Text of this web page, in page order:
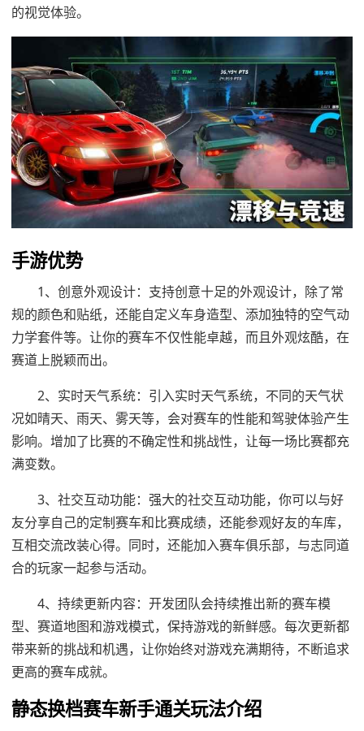
的视觉体验。
手游优势
1、创意外观设计：支持创意十足的外观设计，除了常
规的颜色和贴纸，还能自定义车身造型、添加独特的空气动
力学套件等。让你的赛车不仅性能卓越，而且外观炫酷，在
赛道上脱颖而出。
2、实时天气系统：引入实时天气系统，不同的天气状
况如晴天、雨天、雾天等，会对赛车的性能和驾驶体验产生
影响。增加了比赛的不确定性和挑战性，让每一场比赛都充
满变数。
3、社交互动功能：强大的社交互动功能，你可以与好
友分享自己的定制赛车和比赛成绩，还能参观好友的车库，
互相交流改装心得。同时，还能加入赛车俱乐部，与志同道
合的玩家一起参与活动。
4、持续更新内容：开发团队会持续推出新的赛车模
型、赛道地图和游戏模式，保持游戏的新鲜感。每次更新都
带来新的挑战和机遇，让你始终对游戏充满期待，不断追求
更高的赛车成就。
静态换档赛车新手通关玩法介绍